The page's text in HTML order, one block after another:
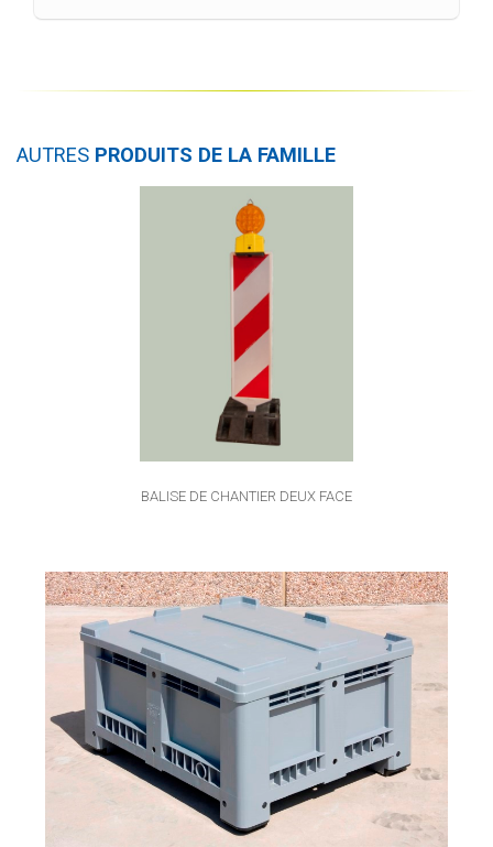
AUTRES PRODUITS DE LA FAMILLE
BALISE DE CHANTIER DEUX FACE